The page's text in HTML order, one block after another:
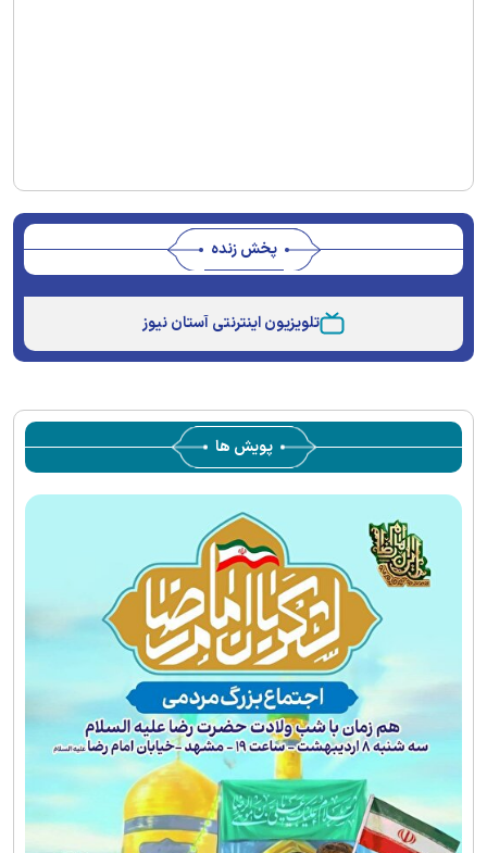
پخش زنده
تلویزیون اینترنتی آستان نیوز
پویش ها